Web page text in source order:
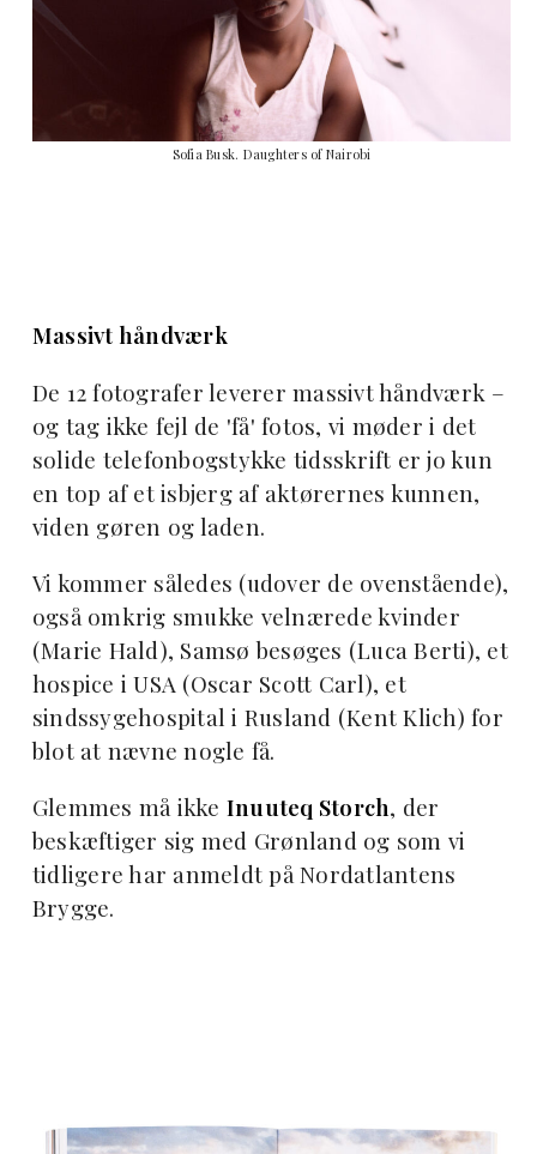
Sofia Busk. Daughters of Nairobi
Massivt håndværk
De 12 fotografer leverer massivt håndværk –
og tag ikke fejl de 'få' fotos, vi møder i det
solide telefonbogstykke tidsskrift er jo kun
en top af et isbjerg af aktørernes kunnen,
viden gøren og laden.
Vi kommer således (udover de ovenstående),
også omkrig smukke velnærede kvinder
(Marie Hald), Samsø besøges (Luca Berti), et
hospice i USA (Oscar Scott Carl), et
sindssygehospital i Rusland (Kent Klich) for
blot at nævne nogle få.
Glemmes må ikke Inuuteq Storch, der
beskæftiger sig med Grønland og som vi
tidligere har anmeldt på Nordatlantens
Brygge.